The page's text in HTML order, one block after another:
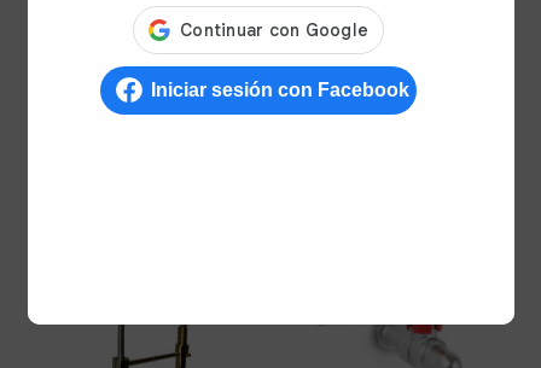
Caño 30 cm Negro
Mezcladora de Cocina
Caño Doble – Oro